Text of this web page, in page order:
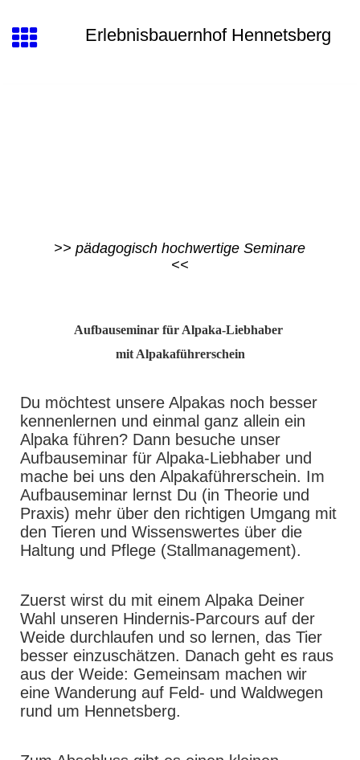
Erlebnisbauernhof Hennetsberg
>> pädagogisch hochwertige Seminare
<<
Aufbauseminar für Alpaka-Liebhaber
mit Alpakaführerschein
Du möchtest unsere Alpakas noch besser
kennenlernen und einmal ganz allein ein
Alpaka führen? Dann besuche unser
Aufbauseminar für Alpaka-Liebhaber und
mache bei uns den Alpakaführerschein. Im
Aufbauseminar lernst Du (in Theorie und
Praxis) mehr über den richtigen Umgang mit
den Tieren und Wissenswertes über die
Haltung und Pflege (Stallmanagement).
Zuerst wirst du mit einem Alpaka Deiner
Wahl unseren Hindernis-Parcours auf der
Weide durchlaufen und so lernen, das Tier
besser einzuschätzen. Danach geht es raus
aus der Weide: Gemeinsam machen wir
eine Wanderung auf Feld- und Waldwegen
rund um Hennetsberg.